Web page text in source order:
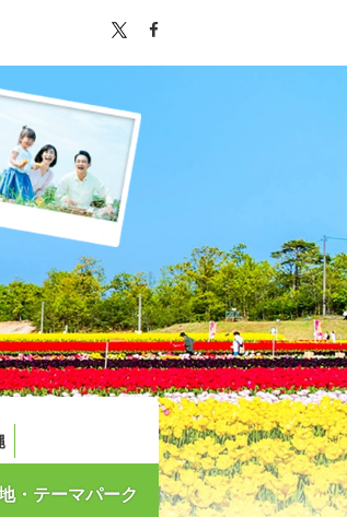
・テーマパーク